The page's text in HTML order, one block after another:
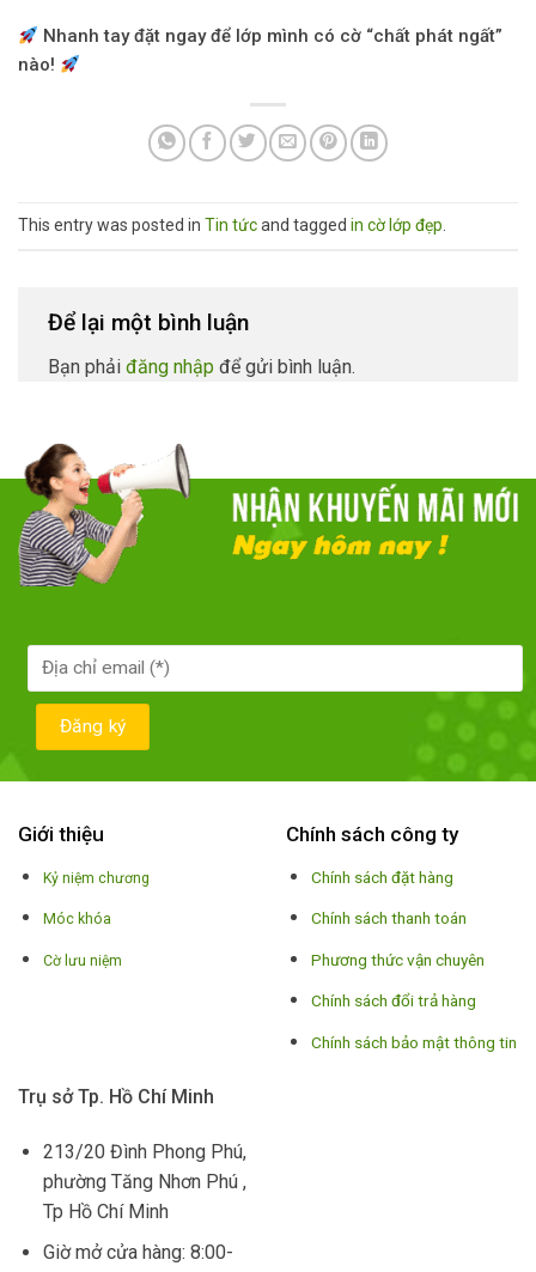
Nhanh tay đặt ngay để lớp mình có cờ “chất phát ngất”
nào!
This entry was posted in Tin tứcand tagged in cờ lớp đẹp.
Để lại một bình luận
Bạn phải đăng nhập để gửi bình luận.
Giới thiệu
Kỷ niệm chương
Móc khóa
Cờ lưu niệm
Chính sách công ty
Chính sách đặt hàng
Chính sách thanh toán
Phương thức vận chuyên
Chính sách đổi trả hàng
Chính sách bảo mật thông tin
Trụ sở Tp. Hồ Chí Minh
213/20 Đình Phong Phú,
phường Tăng Nhơn Phú ,
Tp Hồ Chí Minh
Giờ mở cửa hàng: 8:00-